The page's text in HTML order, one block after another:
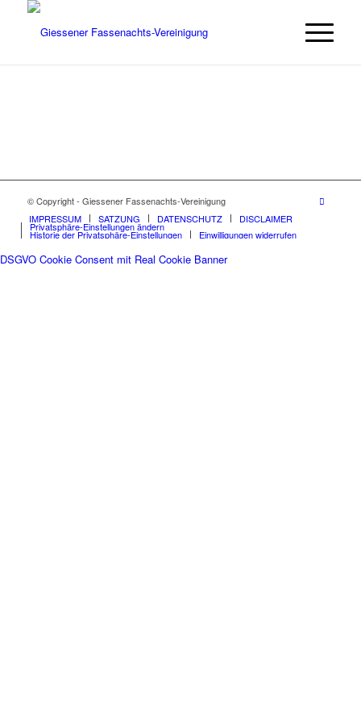
© Copyright - Giessener Fassenachts-Vereinigung
IMPRESSUM
SATZUNG DATENSCHUTZ DISCLAIMER
Privatsphäre-Einstellungen ändern
Historie der Privatsphäre-Einstellungen Einwilligungen widerrufen
DSGVO Cookie Consent mit Real Cookie Banner